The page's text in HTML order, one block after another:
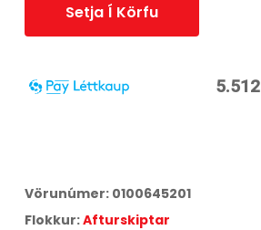
Setja Í Körfu
5.512
Miðað við greiðslur á17,25% vöxtum.
Árleg hlutfallstala kostnaður:
Vörunúmer: 0100645201
Flokkur:Afturskiptar